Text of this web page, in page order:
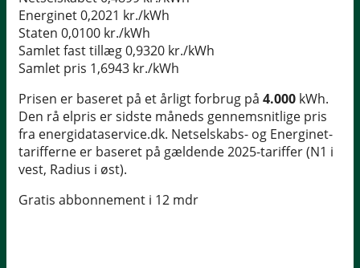
Energinet0,2021 kr./kWh
Staten 0,0100 kr./kWh
Samlet fast tillæg0,9320 kr./kWh
Samlet pris 1,6943 kr./kWh
Prisen er baseret på et årligt forbrug på 4.000 kWh.
Den rå elpris er sidste måneds gennemsnitlige pris
fra energidataservice.dk. Netselskabs- og Energinet-
tarifferne er baseret på gældende 2025-tariffer (N1 i
vest, Radius i øst).
Gratis abbonnement i 12 mdr